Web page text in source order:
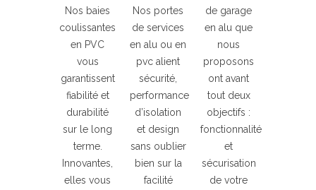
Nos baies
coulissantes
en PVC
vous
garantissent
fiabilité et
durabilité
sur le long
terme.
Innovantes,
elles vous
Nos portes
de services
en alu ou en
pvc alient
sécurité,
performance
d’isolation
et design
sans oublier
bien sur la
facilité
de garage
en alu que
nous
proposons
ont avant
tout deux
objectifs :
fonctionnalité
et
sécurisation
de votre